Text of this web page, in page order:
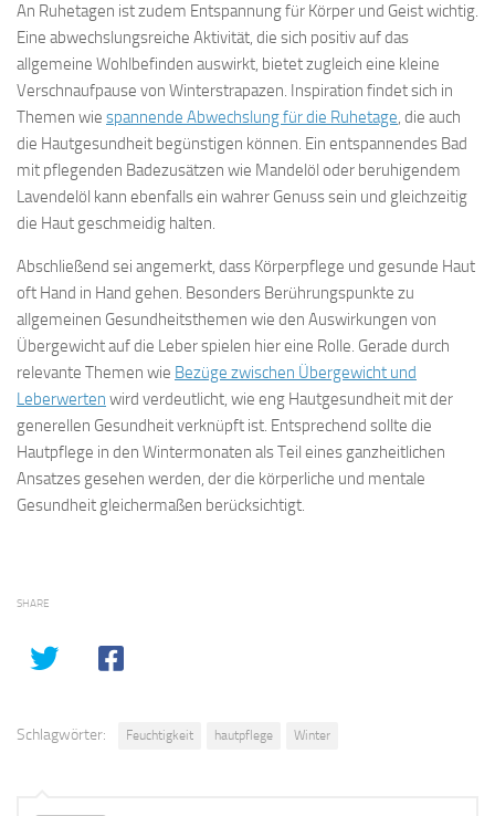
An Ruhetagen ist zudem Entspannung für Körper und Geist wichtig.
Eine abwechslungsreiche Aktivität, die sich positiv auf das
allgemeine Wohlbefinden auswirkt, bietet zugleich eine kleine
Verschnaufpause von Winterstrapazen. Inspiration findet sich in
Themen wie spannende Abwechslung für die Ruhetage, die auch
die Hautgesundheit begünstigen können. Ein entspannendes Bad
mit pflegenden Badezusätzen wie Mandelöl oder beruhigendem
Lavendelöl kann ebenfalls ein wahrer Genuss sein und gleichzeitig
die Haut geschmeidig halten.
Abschließend sei angemerkt, dass Körperpflege und gesunde Haut
oft Hand in Hand gehen. Besonders Berührungspunkte zu
allgemeinen Gesundheitsthemen wie den Auswirkungen von
Übergewicht auf die Leber spielen hier eine Rolle. Gerade durch
relevante Themen wie Bezüge zwischen Übergewicht und
Leberwerten wird verdeutlicht, wie eng Hautgesundheit mit der
generellen Gesundheit verknüpft ist. Entsprechend sollte die
Hautpflege in den Wintermonaten als Teil eines ganzheitlichen
Ansatzes gesehen werden, der die körperliche und mentale
Gesundheit gleichermaßen berücksichtigt.
SHARE
Schlagwörter: Feuchtigkeit hautpflege Winter